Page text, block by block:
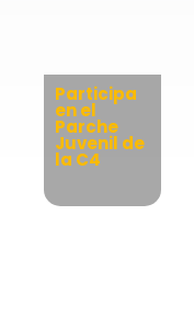
Participa
en el
Parche
Juvenil de
la C4